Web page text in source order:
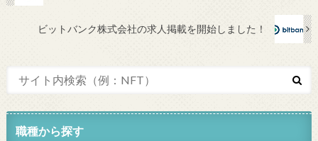
ビットバンク株式会社の求人掲載を開始しました！
職種から探す